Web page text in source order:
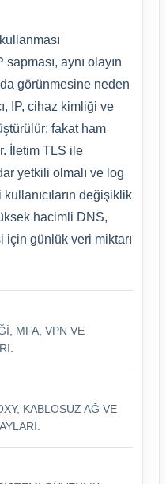
aynı olayın
görünmesine neden
IP, cihaz kimliği ve
fakat ham
İletim TLS ile
yetkili olmalı ve log
değişiklik
hacimli DNS,
için günlük veri miktarı
MFA, VPN VE
KABLOSUZ AĞ VE